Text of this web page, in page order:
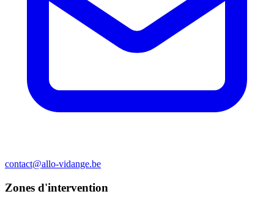
contact@allo-vidange.be
Zones d'intervention